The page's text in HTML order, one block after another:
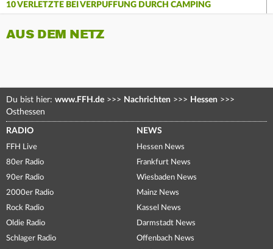
10 VERLETZTE BEI VERPUFFUNG DURCH CAMPING
AUS DEM NETZ
Du bist hier: www.FFH.de >>> Nachrichten >>> Hessen >>>
Osthessen
RADIO
FFH Live
80er Radio
90er Radio
2000er Radio
Rock Radio
Oldie Radio
Schlager Radio
NEWS
Hessen News
Frankfurt News
Wiesbaden News
Mainz News
Kassel News
Darmstadt News
Offenbach News